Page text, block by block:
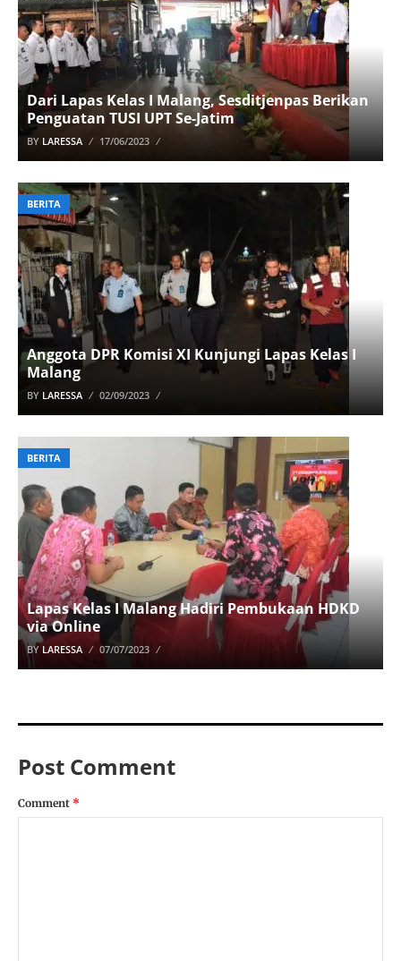
Dari Lapas Kelas I Malang, Sesditjenpas Berikan
Penguatan TUSI UPT Se-Jatim
BY LARESSA 17/06/2023
BERITA
Anggota DPR Komisi XI Kunjungi Lapas Kelas I
Malang
BY LARESSA 02/09/2023
BERITA
Lapas Kelas I Malang Hadiri Pembukaan HDKD
via Online
BY LARESSA 07/07/2023
Post Comment
Comment *